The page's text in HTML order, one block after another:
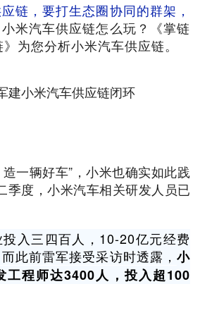
链，要打生态圈协同的群架，
小米汽车供应链怎么玩？《掌链
为您分析小米汽车供应链。
建小米汽车供应链闭环
一辆好车”，小米也确实如此践
季度，小米汽车相关研发人员已
入三四百人，10-20亿元经费
此前雷军接受采访时透露， 小
工程师达3400人，投入超100